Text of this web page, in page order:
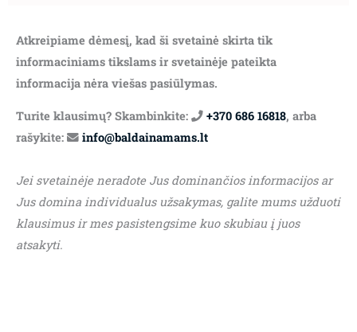
Atkreipiame dėmesį, kad ši svetainė skirta tik
informaciniams tikslams ir svetainėje pateikta
informacija nėra viešas pasiūlymas.
Turite klausimų? Skambinkite: +370 686 16818, arba
rašykite:
info@baldainamams.lt
Jei svetainėje neradote Jus dominančios informacijos ar
Jus domina individualus užsakymas, galite mums užduoti
klausimus ir mes pasistengsime kuo skubiau į juos
atsakyti.